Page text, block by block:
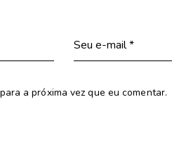
a próxima vez que eu comentar.